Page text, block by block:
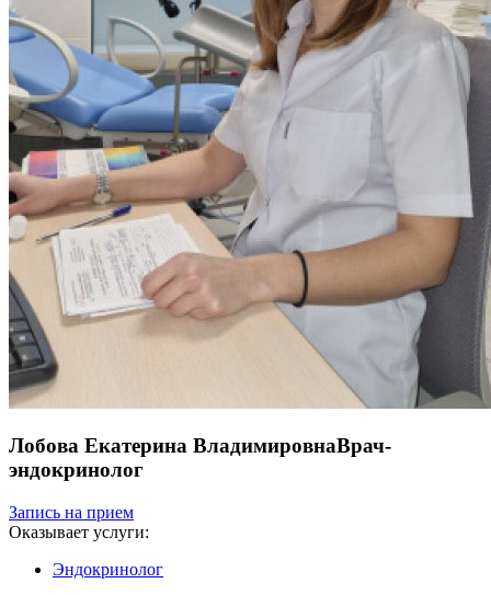
Лобова Екатерина ВладимировнаВрач-
эндокринолог
Запись на прием
Оказывает услуги:
Эндокринолог